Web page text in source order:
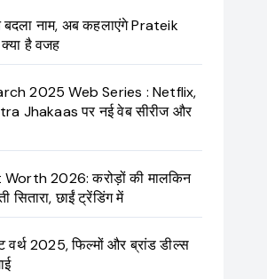
नाम, अब कहलाएंगे Prateik
है वजह
2025 Web Series : Netflix,
Jhakaas पर नई वेब सीरीज और
2026: करोड़ों की मालकिन
सितारा, छाईं ट्रेंडिंग में
वर्थ 2025, फिल्मों और ब्रांड डील्स